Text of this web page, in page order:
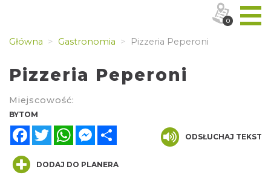
Główna Gastronomia Pizzeria Peperoni
Pizzeria Peperoni
Miejscowość:
BYTOM
FacebookTwitterWhatsAppMessenger
ODSŁUCHAJ TEKST
DODAJ DO PLANERA
0